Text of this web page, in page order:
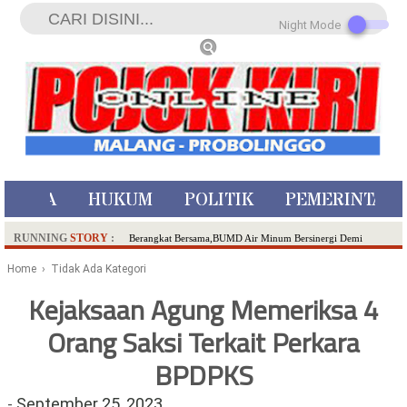
HUKUM POLITIK
RUNNING STORY : Berangkat Bersama,BUMD Air Minum Bersinergi Demi
Ditangkap di Kediri,Satu Buron
SDN Sumberejo 02 Kota Batu Kembangkan Program Inovasi
Literasi Melalui LASKAR JODA, Usung Filosofi Gelar Sehelai
Ambulance Dari Berbagai Daerah Padati Kota Wisata Batu
Home › Tidak Ada Kategori
Kejaksaan Agung Memeriksa 4
Orang Saksi Terkait Perkara
BPDPKS
Night Mode